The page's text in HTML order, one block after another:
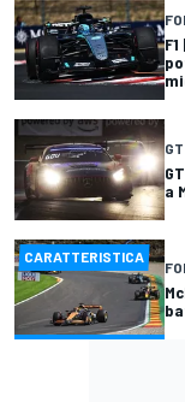
a
CARATTERISTICA